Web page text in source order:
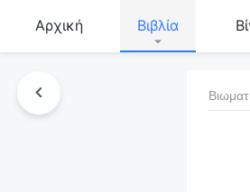
Αρχική Βιβλία